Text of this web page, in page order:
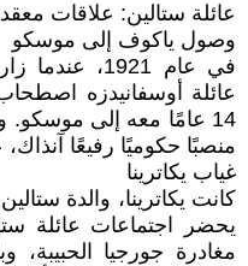
عائلة ستالين: علاقات
وصول ياكوف إلى موسكو
في عام 1921،
عائلة أوسفانيدزه
14 عامًا معه إلى
منصبًا حكوميًا رفيعًا
غياب يكاترينا
كانت يكاترينا، والدة
يحضر اجتماعات عائلة
مغادرة جورجيا